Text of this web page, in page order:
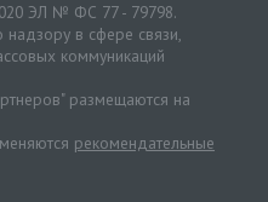
ЭЛ № ФС 77 - 79798.
в сфере связи,
коммуникаций
размещаются на
рекомендательные